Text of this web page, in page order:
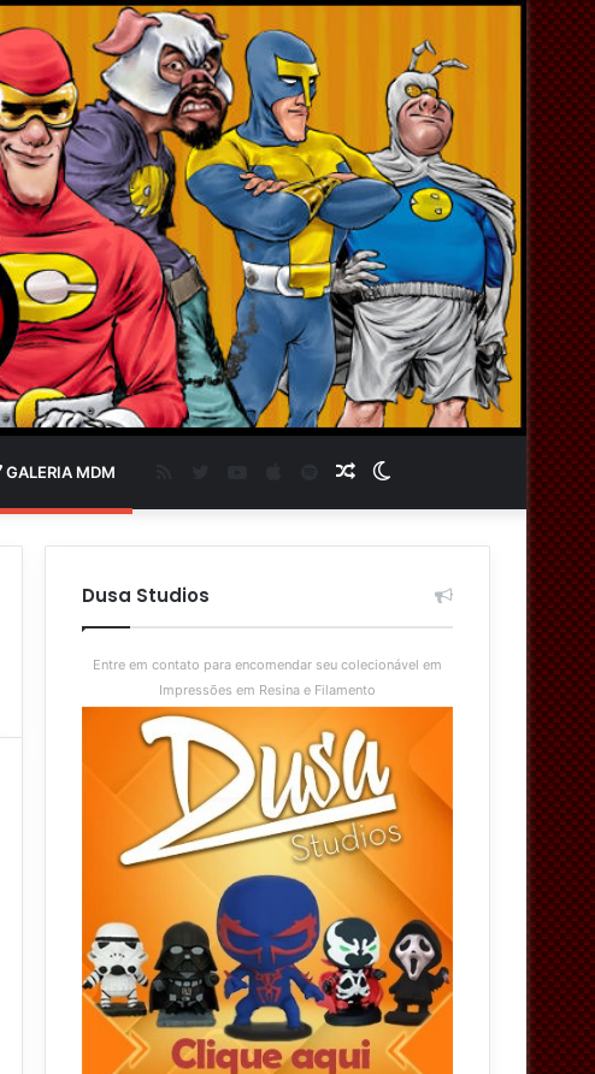
GALERIA MDM
skin
Artigo
aleatório
Spotify
Dusa Studios
Entre em contato para encomendar seu colecionável em
Impressões em Resina e Filamento